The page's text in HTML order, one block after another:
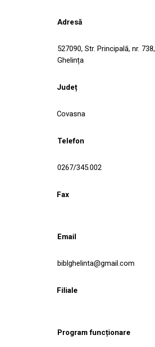
Adresă
527090, Str. Principală, nr. 738,
Ghelința
Județ
Covasna
Telefon
0267/345.002
Fax
Email
biblghelinta@gmail.com
Filiale
Program funcționare